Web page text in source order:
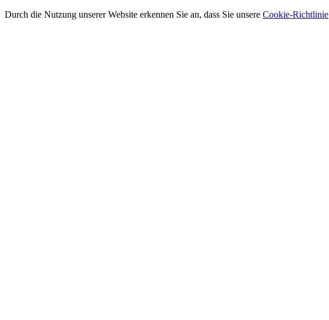
Durch die Nutzung unserer Website erkennen Sie an, dass Sie unsere Cookie-Richtlinie